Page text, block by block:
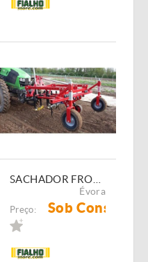
Évora
Preço: Sob Consulta